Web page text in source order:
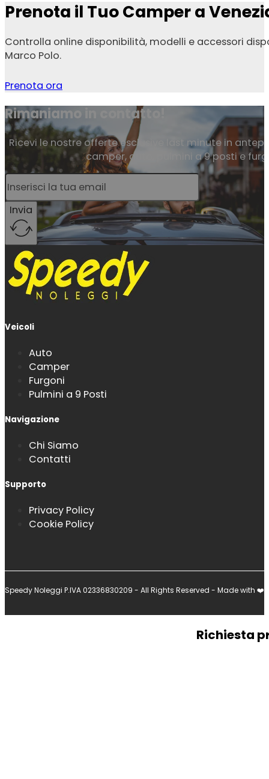
Prenota il Tuo Camper a
Controlla online disponibilità, modelli e accessori
Marco Polo.
Prenota ora
Rimaniamo in contatto!
Ricevi le nostre offerte esclusive last minute in
camper, auto, pulmini a 9 posti e
Invia
Veicoli
Auto
Camper
Furgoni
Pulmini a 9 Posti
Navigazione
Chi Siamo
Contatti
Supporto
Privacy Policy
Cookie Policy
Speedy Noleggi P.IVA 02336830209 - All Rights Reserved - Made with ❤️
Richiesta